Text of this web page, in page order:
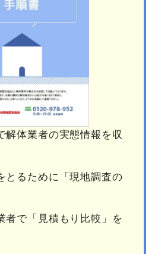
解体業者の実態情報を収
とるために「現地調査の
者で「見積もり比較」を